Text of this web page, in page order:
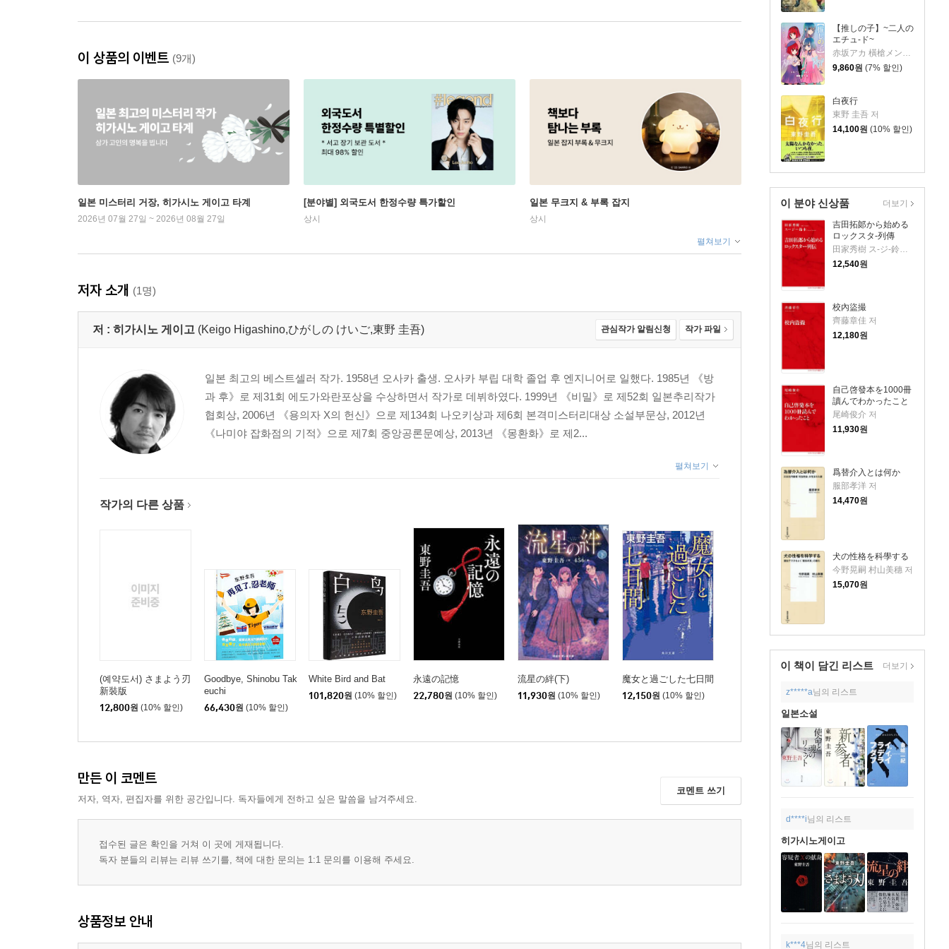
【推しの子】~二人の
エチュ-ド~
9,860원 (7% 할인)
白夜行
東野 圭吾 저
14,100원 (10% 할인)
이 분야 신상품
吉田拓郞から始める
ロックスタ-列傳
12,540원
校內盜撮
齊藤章佳 저
12,180원
自己啓發本を1000冊
讀んでわかったこと
尾崎俊介 저
11,930원
爲替介入とは何か
服部孝洋 저
14,470원
犬の性格を科學する
今野晃嗣 村山美穗 저
15,070원
더보기
이 책이 담긴 리스트 더보기
z*****a님의 리스트
일본소설
d****i님의 리스트
히가시노게이고
k***4님의 리스트
이 상품의 이벤트 (9개)
일본 미스터리 거장, 히가시노 게이고 타계
2026년 07월 27일 ~ 2026년 08월 27일
[분야별] 외국도서 한정수량 특가할인
상시
일본 무크지 & 부록 잡지
상시
펼쳐보기
저자 소개 (1명)
저 : 히가시노 게이고 (Keigo Higashino,ひがしの けいご,東野 圭吾) 관심작가 알림신청 작가 파일
일본 최고의 베스트셀러 작가. 1958년 오사카 출생. 오사카 부립 대학 졸업 후 엔지니어로 일했다. 1985년 《방
과 후》로 제31회 에도가와란포상을 수상하면서 작가로 데뷔하였다. 1999년 《비밀》로 제52회 일본추리작가
협회상, 2006년 《용의자 X의 헌신》으로 제134회 나오키상과 제6회 본격미스터리대상 소설부문상, 2012년
《나미야 잡화점의 기적》으로 제7회 중앙공론문예상, 2013년 《몽환화》로 제2...
펼쳐보기
작가의 다른 상품
(예약도서) さまよう刃
新裝版
12,800원 (10% 할인)
Goodbye, Shinobu Tak
euchi
66,430원 (10% 할인)
White Bird and Bat
101,820원 (10% 할인)
永遠の記憶
22,780원 (10% 할인)
流星の絆(下)
11,930원 (10% 할인)
魔女と過ごした七日間
12,150원 (10% 할인)
만든 이 코멘트
저자, 역자, 편집자를 위한 공간입니다. 독자들에게 전하고 싶은 말씀을 남겨주세요.
코멘트 쓰기
접수된 글은 확인을 거쳐 이 곳에 게재됩니다.
독자 분들의 리뷰는 리뷰 쓰기를, 책에 대한 문의는 1:1 문의를 이용해 주세요.
상품정보 안내